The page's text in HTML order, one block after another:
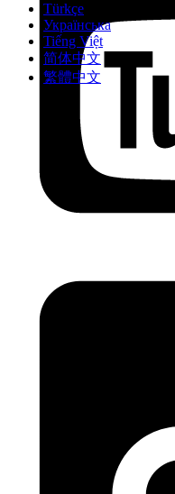
Türkçe
Українська
Tiếng Việt
简体中文
繁體中文